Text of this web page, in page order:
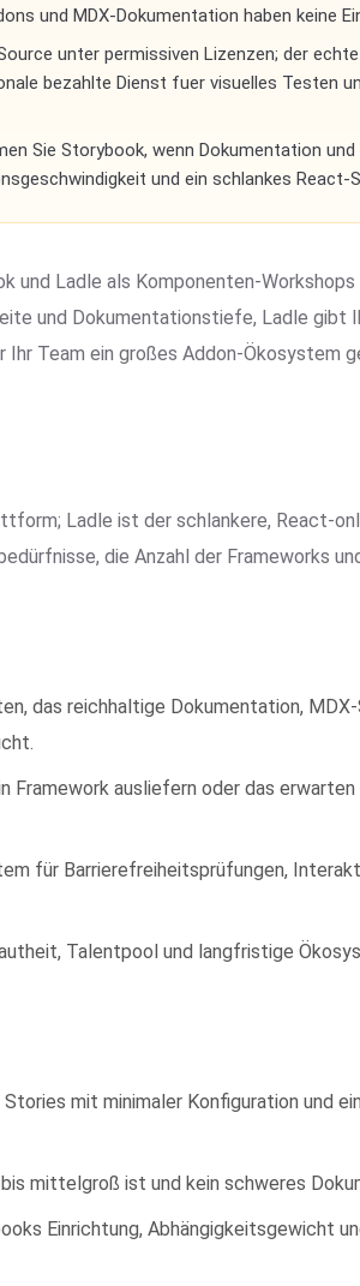
und MDX-Dokumentation haben keine
unter permissiven Lizenzen; der
bezahlte Dienst fuer visuelles Testen
Sie Storybook, wenn Dokumentation
und ein schlankes React-
und Ladle als Komponenten-
und Dokumentationstiefe, Ladle gibt
Ihr Team ein großes Addon-Ökosystem
Ladle ist der schlankere, React-
die Anzahl der Frameworks
das reichhaltige Dokumentation,
Framework ausliefern oder das
für Barrierefreiheitsprüfungen,
Talentpool und langfristige
mit minimaler Konfiguration und
mittelgroß ist und kein schweres
Einrichtung, Abhängigkeitsgewicht